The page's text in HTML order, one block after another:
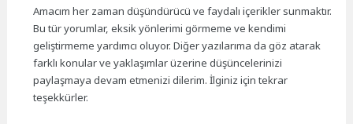
Amacım her zaman düşündürücü ve faydalı içerikler sunmaktır.
Bu tür yorumlar, eksik yönlerimi görmeme ve kendimi
geliştirmeme yardımcı oluyor. Diğer yazılarıma da göz atarak
farklı konular ve yaklaşımlar üzerine düşüncelerinizi
paylaşmaya devam etmenizi dilerim. İlginiz için tekrar
teşekkürler.